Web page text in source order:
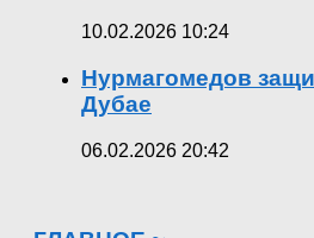
10.02.2026 10:24
Нурмагомедов
Дубае
06.02.2026 20:42